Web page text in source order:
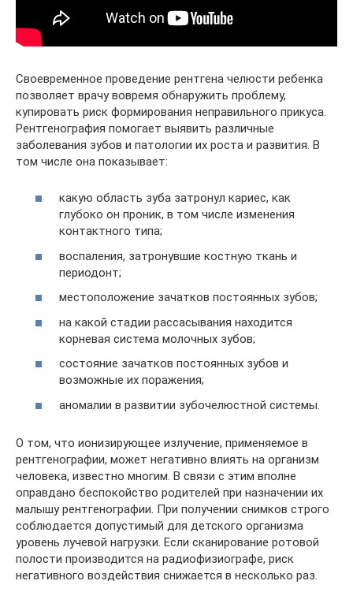
Своевременное проведение рентгена челюсти ребенка
позволяет врачу вовремя обнаружить проблему,
купировать риск формирования неправильного прикуса.
Рентгенография помогает выявить различные
заболевания зубов и патологии их роста и развития. В
том числе она показывает:
какую область зуба затронул кариес, как
глубоко он проник, в том числе изменения
контактного типа;
воспаления, затронувшие костную ткань и
периодонт;
местоположение зачатков постоянных зубов;
на какой стадии рассасывания находится
корневая система молочных зубов;
состояние зачатков постоянных зубов и
возможные их поражения;
аномалии в развитии зубочелюстной системы.
О том, что ионизирующее излучение, применяемое в
рентгенографии, может негативно влиять на организм
человека, известно многим. В связи с этим вполне
оправдано беспокойство родителей при назначении их
малышу рентгенографии. При получении снимков строго
соблюдается допустимый для детского организма
уровень лучевой нагрузки. Если сканирование ротовой
полости производится на радиофизиографе, риск
негативного воздействия снижается в несколько раз.